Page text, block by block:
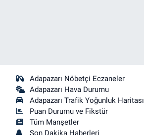
Adapazarı Nöbetçi Eczaneler
Adapazarı Hava Durumu
Adapazarı Trafik Yoğunluk Haritası
Puan Durumu ve Fikstür
Tüm Manşetler
Son Dakika Haberleri